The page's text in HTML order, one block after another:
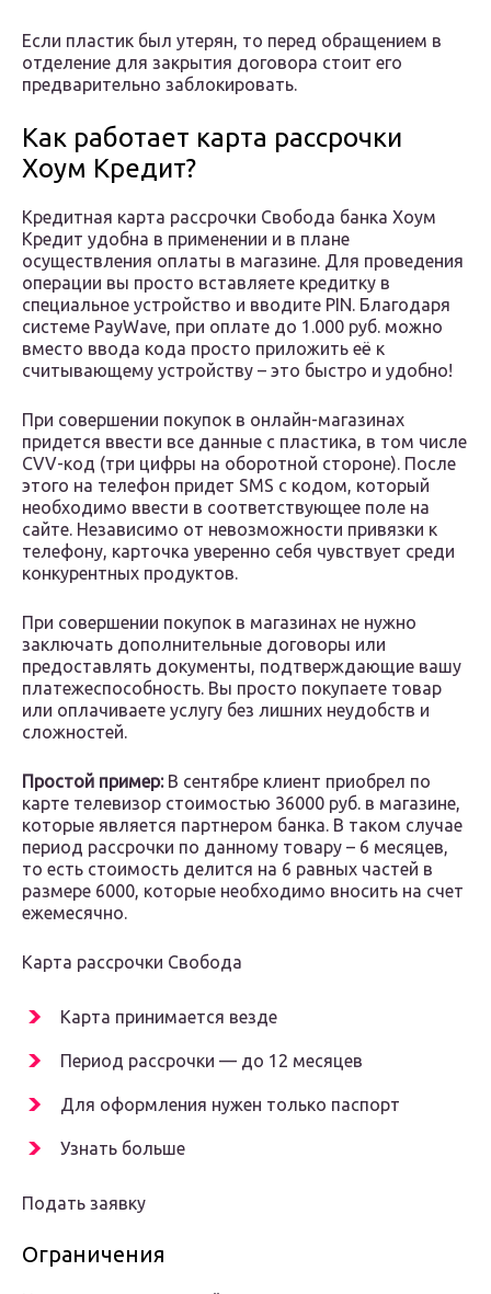
Если пластик был утерян, то перед обращением в
отделение для закрытия договора стоит его
предварительно заблокировать.
Как работает карта рассрочки
Хоум Кредит?
Кредитная карта рассрочки Свобода банка Хоум
Кредит удобна в применении и в плане
осуществления оплаты в магазине. Для проведения
операции вы просто вставляете кредитку в
специальное устройство и вводите PIN. Благодаря
системе PayWave, при оплате до 1.000 руб. можно
вместо ввода кода просто приложить её к
считывающему устройству – это быстро и удобно!
При совершении покупок в онлайн-магазинах
придется ввести все данные с пластика, в том числе
CVV-код (три цифры на оборотной стороне). После
этого на телефон придет SMS с кодом, который
необходимо ввести в соответствующее поле на
сайте. Независимо от невозможности привязки к
телефону, карточка уверенно себя чувствует среди
конкурентных продуктов.
При совершении покупок в магазинах не нужно
заключать дополнительные договоры или
предоставлять документы, подтверждающие вашу
платежеспособность. Вы просто покупаете товар
или оплачиваете услугу без лишних неудобств и
сложностей.
Простой пример:В сентябре клиент приобрел по
карте телевизор стоимостью 36000 руб. в магазине,
которые является партнером банка. В таком случае
период рассрочки по данному товару – 6 месяцев,
то есть стоимость делится на 6 равных частей в
размере 6000, которые необходимо вносить на счет
ежемесячно.
Карта рассрочки Свобода
Карта принимается везде
Период рассрочки — до 12 месяцев
Для оформления нужен только паспорт
Узнать больше
Подать заявку
Ограничения